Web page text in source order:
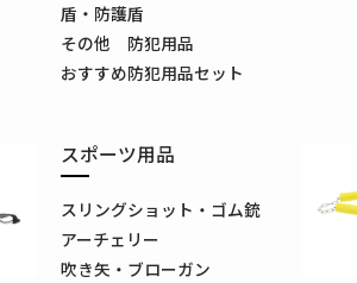
盾・防護盾
その他 防犯用品
おすすめ防犯用品セット
スポーツ用品
スリングショット・ゴム銃
アーチェリー
吹き矢・ブローガン